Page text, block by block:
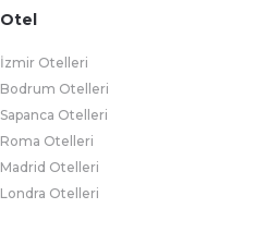
Otel
İzmir Otelleri
Bodrum Otelleri
Sapanca Otelleri
Roma Otelleri
Madrid Otelleri
Londra Otelleri